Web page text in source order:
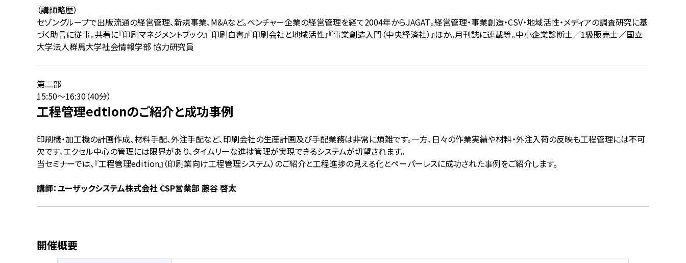
（講師略歴）
セゾングループで出版流通の経営管理、新規事業、M&Aなど。ベンチャー企業の経営管理を経て2004年からJAGAT。経営管理・事業創造・CSV・地域活性・メディアの調査研究に基
づく助言に従事。​共著に『印刷マネジメントブック』『印刷白書』『印刷会社と地域活性』『事業創造入門（中央経済社）』ほか。月刊誌に連載等。中小企業診断士／1級販売士／国立
大学法人群馬大学社会情報学部 協力研究員
第二部
15:50～16:30（40分）
工程管理edtionのご紹介と成功事例
印刷機・加工機の計画作成、材料手配、外注手配など、印刷会社の生産計画及び手配業務は非常に煩雑です。一方、日々の作業実績や材料・外注入荷の反映も工程管理には不可
欠です。エクセル中心の管理には限界があり、タイムリーな進捗管理が実現できるシステムが切望されます。
当セミナーでは、『工程管理edition』（印刷業向け工程管理システム）のご紹介と工程進捗の見える化とペーパーレスに成功された事例をご紹介します。
講師：ユーザックシステム株式会社 CSP営業部 藤谷 啓太
開催概要